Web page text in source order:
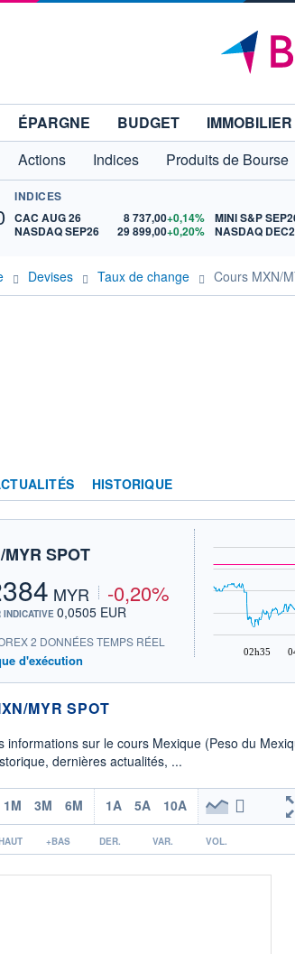
ÉPARGNE BUDGET IMMOBILIER
Actions Indices Produits de Bourse
INDICES
CAC AUG 26
8 737,00+0,14%
NASDAQ SEP26
29 899,00+0,20%
MINI S&P
NASDAQ
Devises Taux de change Cours MXN/
HISTORIQUE
MYR SPOT
MYR -0,20%
INDICATIVE 0,0505 EUR
2 DONNÉES TEMPS RÉEL
d'exécution
02h35
MYR SPOT
informations sur le cours Mexique (Peso du
dernières actualités, ...
1M 3M 6M 1A 5A 10A
+BAS DER. VAR. VOL.